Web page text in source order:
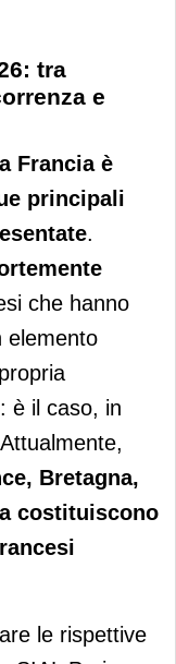
tra
e
la Francia è
principali
.
che hanno
elemento
è il caso, in
Bretagna,
costituiscono
le rispettive